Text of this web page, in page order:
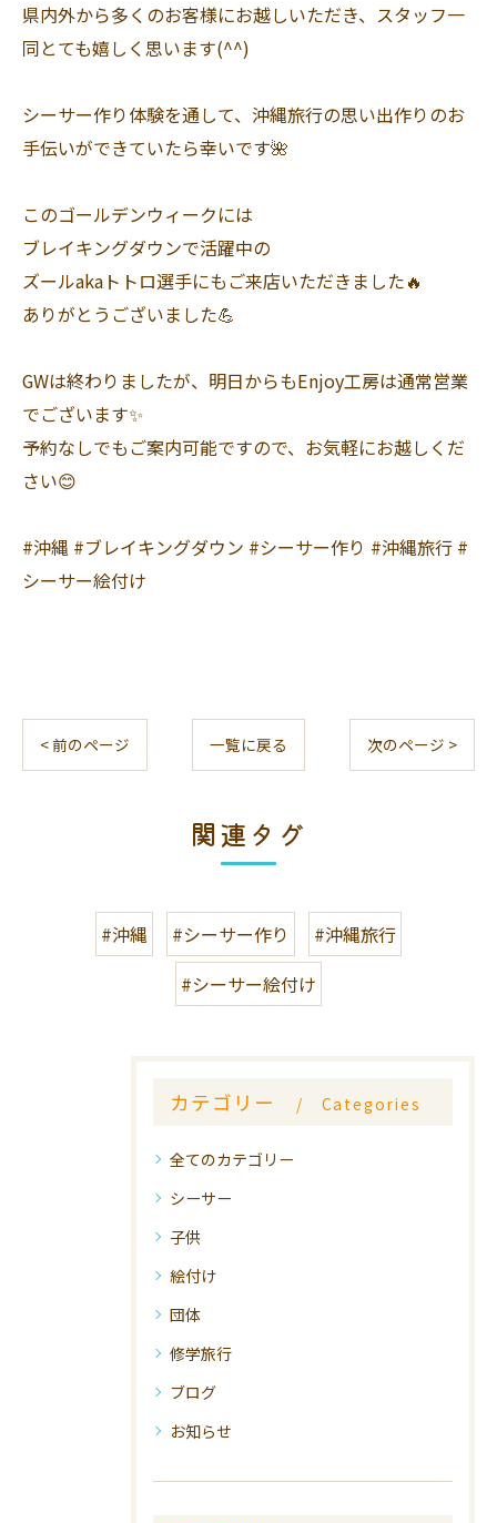
県内外から多くのお客様にお越しいただき、スタッフ一
同とても嬉しく思います(^^)
シーサー作り体験を通して、沖縄旅行の思い出作りのお
手伝いができていたら幸いです🌺
このゴールデンウィークには
ブレイキングダウンで活躍中の
ズールakaトトロ選手にもご来店いただきました🔥
ありがとうございました💪
GWは終わりましたが、明日からもEnjoy工房は通常営業
でございます✨
予約なしでもご案内可能ですので、お気軽にお越しくだ
さい😊
#沖縄 #ブレイキングダウン #シーサー作り #沖縄旅行 #
シーサー絵付け
< 前のページ 一覧に戻る 次のページ >
関連タグ
#沖縄 #シーサー作り
#沖縄旅行
#シーサー絵付け
カテゴリー Categories
全てのカテゴリー
シーサー
子供
絵付け
団体
修学旅行
ブログ
お知らせ